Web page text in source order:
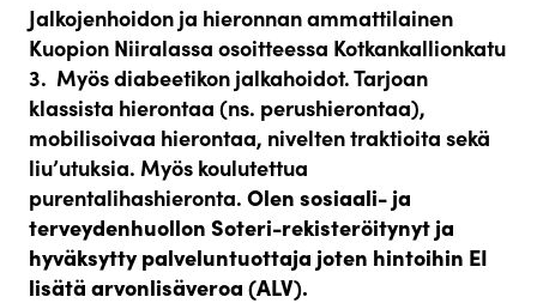
Jalkojenhoidon ja hieronnan ammattilainen
Kuopion Niiralassa osoitteessa Kotkankallionkatu
3. Myös diabeetikon jalkahoidot. Tarjoan
klassista hierontaa (ns. perushierontaa),
mobilisoivaa hierontaa, nivelten traktioita sekä
liu’utuksia. Myös koulutettua
purentalihashieronta. Olen sosiaali- ja
terveydenhuollon Soteri-rekisteröitynyt ja
hyväksytty palveluntuottaja joten hintoihin EI
lisätä arvonlisäveroa (ALV).